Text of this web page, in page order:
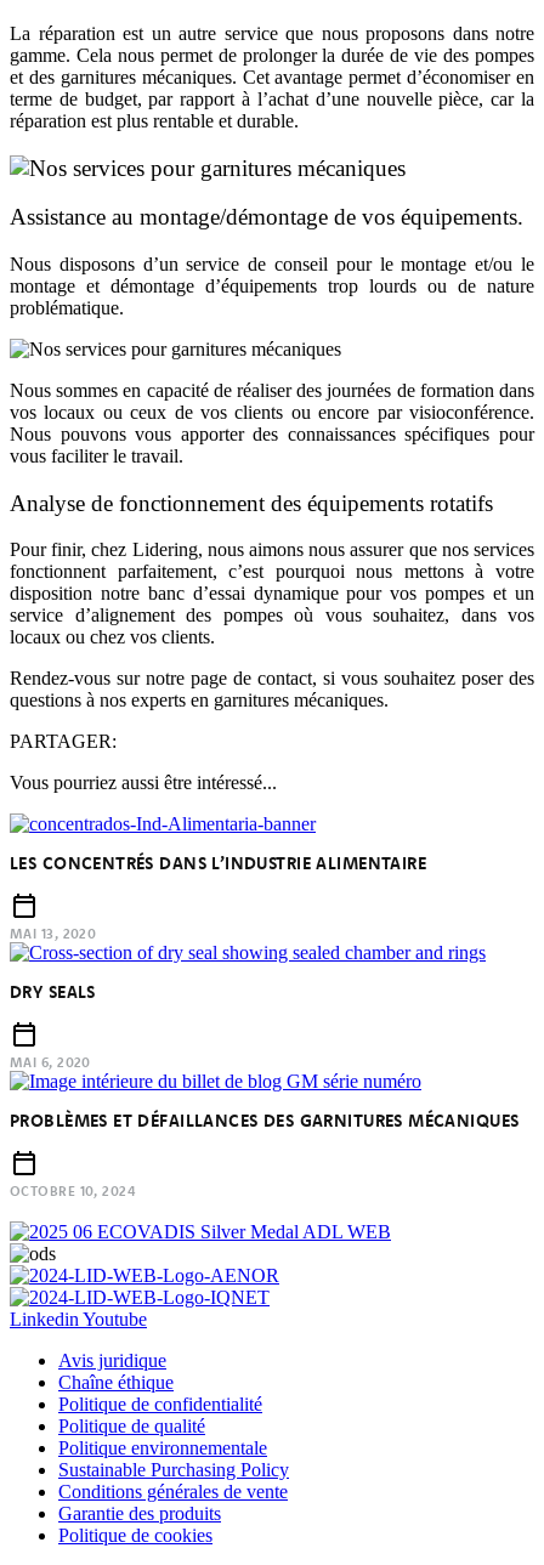
La réparation est un autre service que nous proposons dans notre
gamme. Cela nous permet de prolonger la durée de vie des pompes
et des garnitures mécaniques. Cet avantage permet d’économiser en
terme de budget, par rapport à l’achat d’une nouvelle pièce, car la
réparation est plus rentable et durable.
Assistance au montage/démontage de vos équipements.
Nous disposons d’un service de conseil pour le montage et/ou le
montage et démontage d’équipements trop lourds ou de nature
problématique.
Nous sommes en capacité de réaliser des journées de formation dans
vos locaux ou ceux de vos clients ou encore par visioconférence.
Nous pouvons vous apporter des connaissances spécifiques pour
vous faciliter le travail.
Analyse de fonctionnement des équipements rotatifs
Pour finir, chez Lidering, nous aimons nous assurer que nos services
fonctionnent parfaitement, c’est pourquoi nous mettons à votre
disposition notre banc d’essai dynamique pour vos pompes et un
service d’alignement des pompes où vous souhaitez, dans vos
locaux ou chez vos clients.
Rendez-vous sur notre page de contact, si vous souhaitez poser des
questions à nos experts en garnitures mécaniques.
PARTAGER:
Vous pourriez aussi être intéressé...
LES CONCENTRÉS DANS L’INDUSTRIE ALIMENTAIRE
MAI 13, 2020
DRY SEALS
MAI 6, 2020
PROBLÈMES ET DÉFAILLANCES DES GARNITURES MÉCANIQUES
OCTOBRE 10, 2024
LinkedinYoutube
Avis juridique
Chaîne éthique
Politique de confidentialité
Politique de qualité
Politique environnementale
Sustainable Purchasing Policy
Conditions générales de vente
Garantie des produits
Politique de cookies